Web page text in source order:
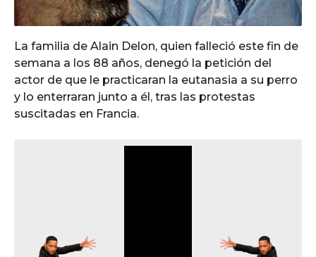
La familia de Alain Delon, quien falleció este fin de
semana a los 88 años, denegó la petición del
actor de que le practicaran la eutanasia a su perro
y lo enterraran junto a él, tras las protestas
suscitadas en Francia.